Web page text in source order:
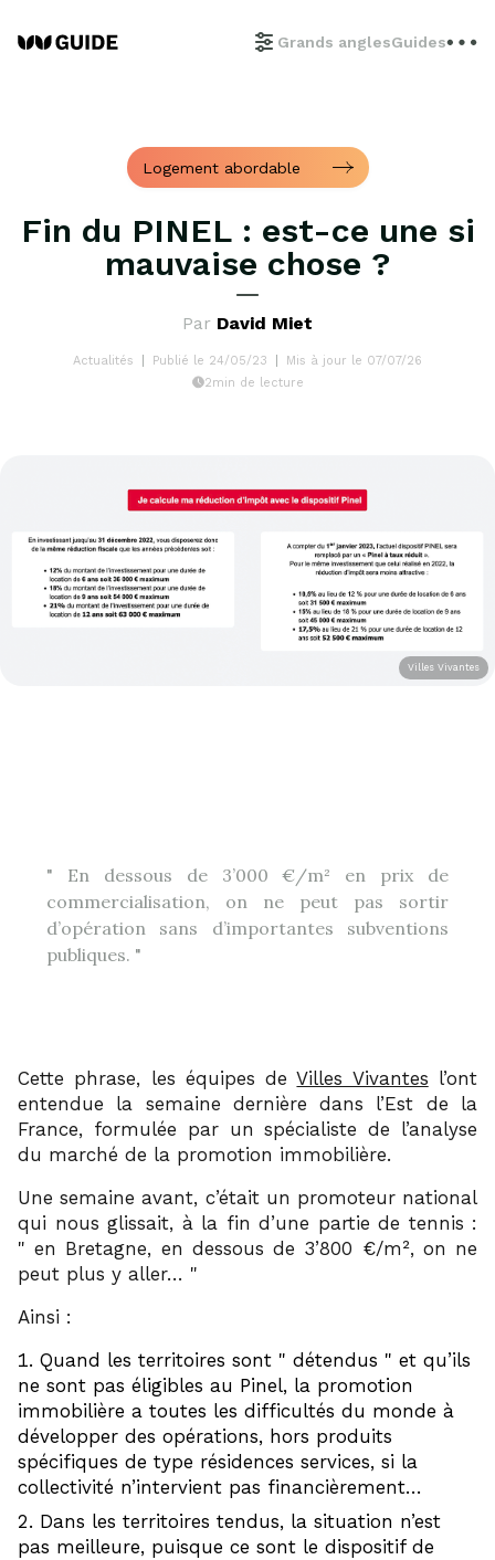
Grands anglesGuides
Logement abordable
Fin du PINEL : est-ce une si
mauvaise chose ?
Par David Miet
Actualités Publié le 24/05/23
Mis à jour le 07/07/26
2min de lecture
Villes Vivantes
En dessous de 3’000 €/m² en prix de
commercialisation, on ne peut pas sortir
d’opération sans d’importantes subventions
publiques.
Cette phrase, les équipes deVilles Vivantes l’ont
entendue la semaine dernière dans l’Est de la
France, formulée par un spécialiste de l’analyse
du marché de la promotion immobilière.
Une semaine avant, c’était un promoteur national
qui nous glissait, à la fin d’une partie de tennis :
en Bretagne, en dessous de 3’800 €/m², on ne
peut plus y aller…
Ainsi :
Quand les territoires sont
détendus
et qu’ils
ne sont pas éligibles au Pinel, la promotion
immobilière a toutes les difficultés du monde à
développer des opérations, hors produits
spécifiques de type résidences services, si la
collectivité n’intervient pas financièrement…
Dans les territoires tendus, la situation n’est
pas meilleure, puisque ce sont le dispositif de